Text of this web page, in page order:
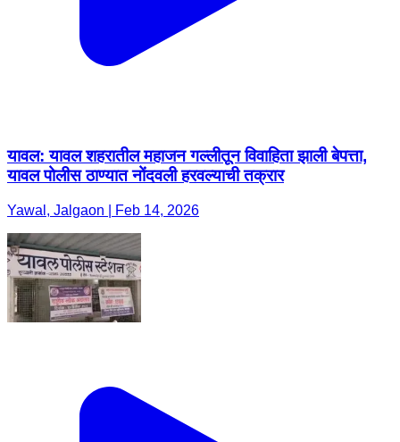
यावल: यावल शहरातील महाजन गल्लीतून विवाहिता झाली बेपत्ता,
यावल पोलीस ठाण्यात नोंदवली हरवल्याची तक्रार
Yawal, Jalgaon | Feb 14, 2026